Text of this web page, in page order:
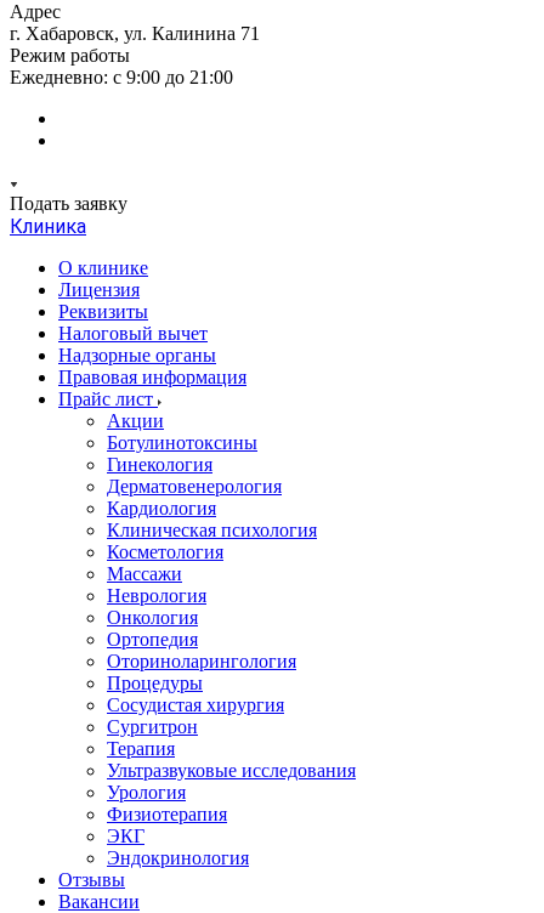
Адрес
г. Хабаровск, ул. Калинина 71
Режим работы
Ежедневно: с 9:00 до 21:00
Подать заявку
Клиника
О клинике
Лицензия
Реквизиты
Налоговый вычет
Надзорные органы
Правовая информация
Прайс лист
Акции
Ботулинотоксины
Гинекология
Дерматовенерология
Кардиология
Клиническая психология
Косметология
Массажи
Неврология
Онкология
Ортопедия
Оториноларингология
Процедуры
Сосудистая хирургия
Сургитрон
Терапия
Ультразвуковые исследования
Урология
Физиотерапия
ЭКГ
Эндокринология
Отзывы
Вакансии